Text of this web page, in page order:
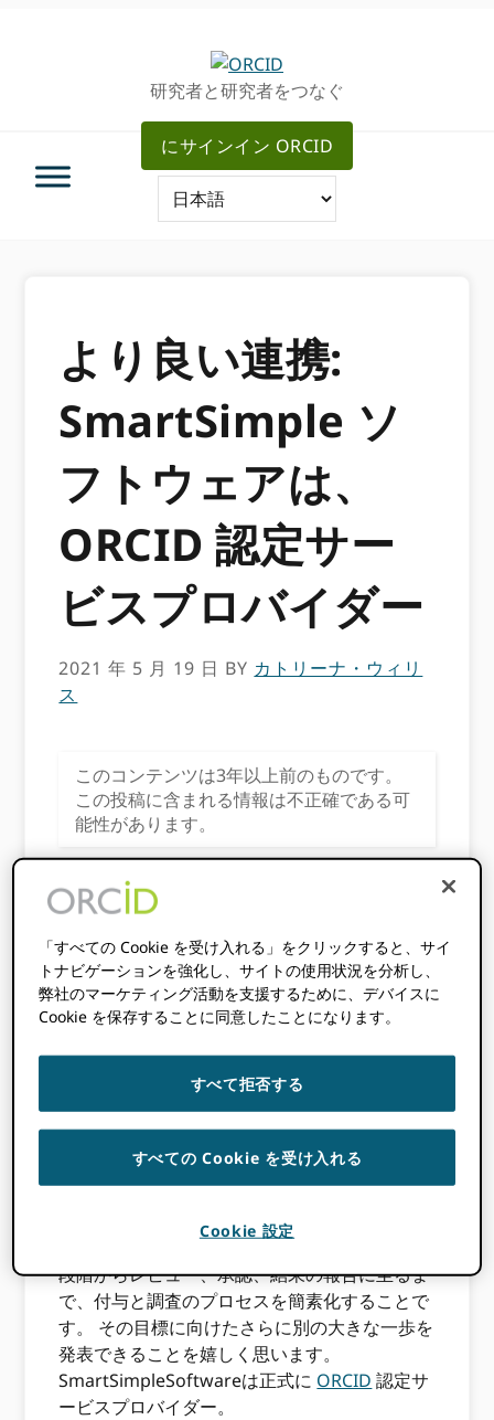
研究者と研究者をつなぐ
にサインイン ORCID
より良い連携:
SmartSimple ソ
フトウェアは、
ORCID 認定サー
ビスプロバイダー
2021 年 5 月 19 日 BY カトリーナ・ウィリ
ス
このコンテンツは3年以上前のものです。
この投稿に含まれる情報は不正確である可
能性があります。
この投稿はもともとで共有されました
SmartSimpleソフトウェアブログ
SmartSimple Softwareの日々の目標は、申請
段階からレビュー、承認、結果の報告に至るま
で、付与と調査のプロセスを簡素化することで
す。 その目標に向けたさらに別の大きな一歩を
発表できることを嬉しく思います。
SmartSimpleSoftwareは正式に ORCID 認定サ
ービスプロバイダー。
「すべての Cookie を受け入れる」をクリックすると、サイ
トナビゲーションを強化し、サイトの使用状況を分析し、
弊社のマーケティング活動を支援するために、デバイスに
Cookie を保存することに同意したことになります。
すべて拒否する
すべての Cookie を受け入れる
Cookie 設定